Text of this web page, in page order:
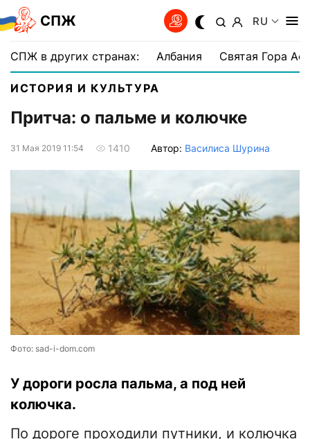
СПЖ RU
СПЖ в других странах: Албания Святая Гора
ИСТОРИЯ И КУЛЬТУРА
Притча: о пальме и колючке
31 Мая 2019 11:54 1410 Автор: Василиса Шурина
Фото: sad-i-dom.com
У дороги росла пальма, а под ней
колючка.
По дороге проходили путники, и колючка